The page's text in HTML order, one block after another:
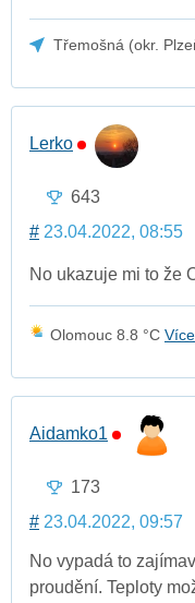
Třemošná (okr.
Lerko
643
# 23.04.2022, 08:55
No ukazuje mi to že
Olomouc 8.8 °C Více
Aidamko1
173
# 23.04.2022, 09:57
No vypadá to
proudění. Teploty